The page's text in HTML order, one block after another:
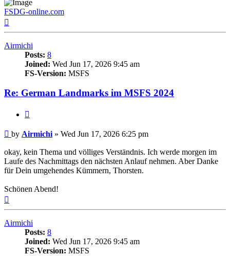
FSDG-online.com
Airmichi
Posts: 8
Joined: Wed Jun 17, 2026 9:45 am
FS-Version: MSFS
Re: German Landmarks im MSFS 2024
Post
by Airmichi » Wed Jun 17, 2026 6:25 pm
okay, kein Thema und völliges Verständnis. Ich werde morgen im
Laufe des Nachmittags den nächsten Anlauf nehmen. Aber Danke
für Dein umgehendes Kümmern, Thorsten.
Schönen Abend!
Airmichi
Posts: 8
Joined: Wed Jun 17, 2026 9:45 am
FS-Version: MSFS